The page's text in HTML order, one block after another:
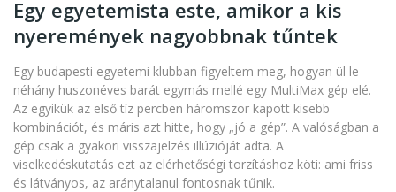
Egy egyetemista este, amikor a kis
nyeremények nagyobbnak tűntek
Egy budapesti egyetemi klubban figyeltem meg, hogyan ül le
néhány huszonéves barát egymás mellé egy MultiMax gép elé.
Az egyikük az első tíz percben háromszor kapott kisebb
kombinációt, és máris azt hitte, hogy „jó a gép”. A valóságban a
gép csak a gyakori visszajelzés illúzióját adta. A
viselkedéskutatás ezt az elérhetőségi torzításhoz köti: ami friss
és látványos, az aránytalanul fontosnak tűnik.